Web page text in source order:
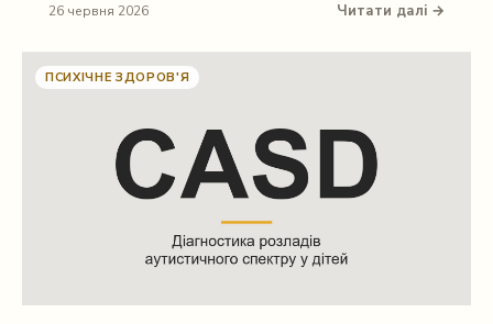
26 червня 2026
Читати далі →
ПСИХІЧНЕ ЗДОРОВ'Я